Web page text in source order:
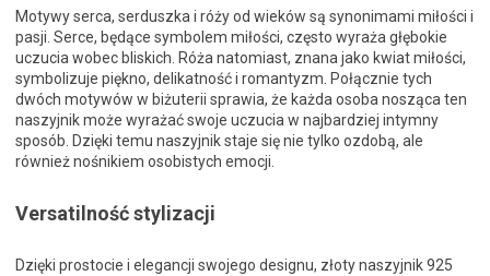
Motywy serca, serduszka i róży od wieków są synonimami miłości i
pasji. Serce, będące symbolem miłości, często wyraża głębokie
uczucia wobec bliskich. Róża natomiast, znana jako kwiat miłości,
symbolizuje piękno, delikatność i romantyzm. Połącznie tych
dwóch motywów w biżuterii sprawia, że każda osoba nosząca ten
naszyjnik może wyrażać swoje uczucia w najbardziej intymny
sposób. Dzięki temu naszyjnik staje się nie tylko ozdobą, ale
również nośnikiem osobistych emocji.
Versatilność stylizacji
Dzięki prostocie i elegancji swojego designu, złoty naszyjnik 925